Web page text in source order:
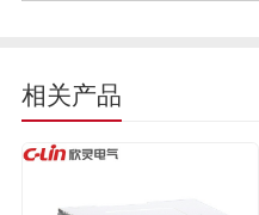
相关产品